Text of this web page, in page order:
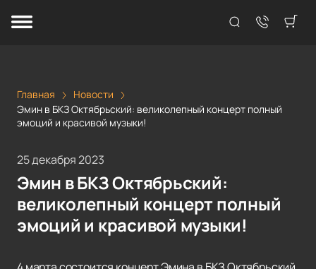
Главная
Новости
Эмин в БКЗ Октябрьский: великолепный концерт полный
эмоций и красивой музыки!
25 декабря 2023
Эмин в БКЗ Октябрьский:
великолепный концерт полный
эмоций и красивой музыки!